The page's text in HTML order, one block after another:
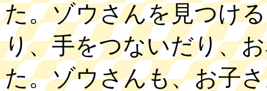
た。ゾウさんを見つけ
り、手をつないだり、
た。ゾウさんも、お子